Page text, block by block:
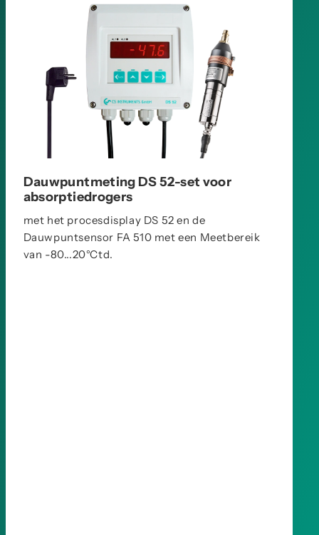
Dauwpuntmeting DS 52-set voor
absorptiedrogers
met het procesdisplay DS 52 en de
Dauwpuntsensor FA 510 met een Meetbereik
van -80...20°Ctd.